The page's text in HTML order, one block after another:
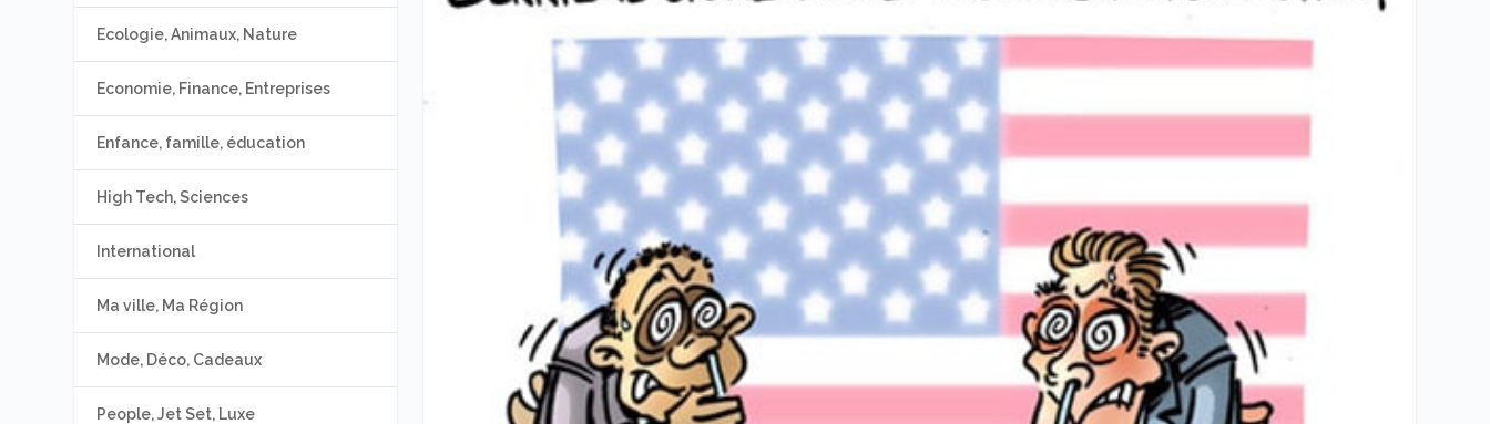
Ecologie, Animaux, Nature
Economie, Finance, Entreprises
Enfance, famille, éducation
High Tech, Sciences
International
Ma ville, Ma Région
Mode, Déco, Cadeaux
People, Jet Set, Luxe